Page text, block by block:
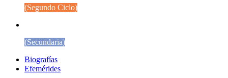
(Segundo Ciclo)
(Secundaria)
Biografías
Efemérides